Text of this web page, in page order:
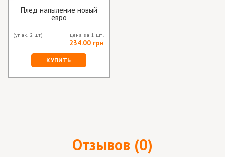
Плед напыление новый
евро
(упак. 2 шт) цена за 1 шт.
234.00 грн
КУПИТЬ
Отзывов (0)